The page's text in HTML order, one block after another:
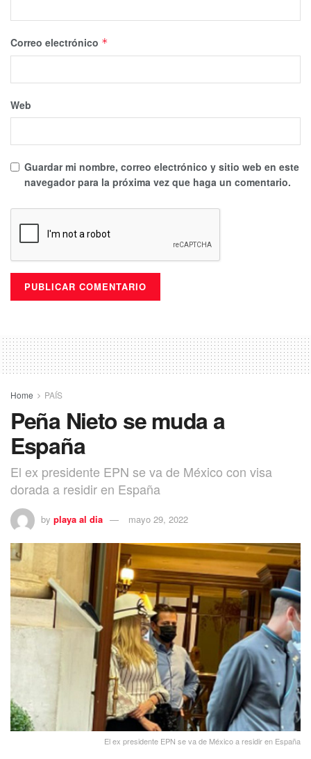
Correo electrónico *
Web
Guardar mi nombre, correo electrónico y sitio web en este
navegador para la próxima vez que haga un comentario.
Home PAÍS
Peña Nieto se muda a
España
El ex presidente EPN se va de México con visa
dorada a residir en España
by playa al dia mayo 29, 2022
El ex presidente EPN se va de México a residir en España